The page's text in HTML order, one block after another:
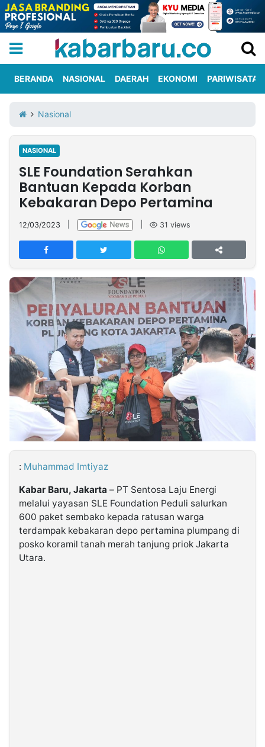
Iklan
Berita
Kami
Nasional
International
Olahraga
Entertainment
Daerah
Pariwisata
Kuliner
Kolom
Network
PT
TREETAN
INDONESIA
Partner
Insight
NTB
Suara
Time
Lens
IDN
Daily
Jogja
Jalan
Rakyat
Idealita
News
Kita
Notice
Radar
Baru
Seedbacklink
Follow
Kabarbaru
BERANDA NASIONAL DAERAH EKONOMI PARIWISATA
Nasional
NASIONAL
SLE Foundation Serahkan
Bantuan Kepada Korban
Kebakaran Depo Pertamina
12/03/2023 31 views
: Muhammad Imtiyaz
Kabar Baru, Jakarta – PT Sentosa Laju Energi
melalui yayasan SLE Foundation Peduli salurkan
600 paket sembako kepada ratusan warga
terdampak kebakaran depo pertamina plumpang di
posko koramil tanah merah tanjung priok Jakarta
Utara.